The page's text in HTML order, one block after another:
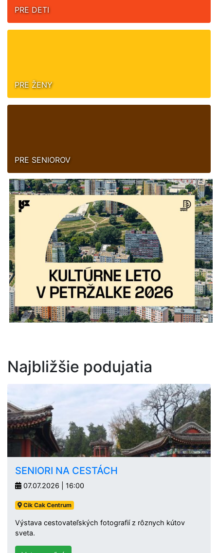
PRE DETI
PRE ŽENY
PRE SENIOROV
Najbližšie podujatia
SENIORI NA CESTÁCH
07.07.2026 | 16:00
Cik Cak Centrum
Výstava cestovateľských fotografií z rôznych kútov
sveta.